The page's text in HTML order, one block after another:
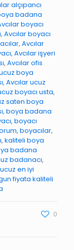
alçıpancı
badana
boyacı
, Avcılar boyacı
, Avcılar
, Avcılar işyeri
, Avcılar ofis
boya
, Avcılar ucuz
boyacı usta,
saten boya
, boya badana
, boyacı
, boyacılar,
, kaliteli boya
badana
badanacı,
ucuz en iyi
fiyata kaliteli
0